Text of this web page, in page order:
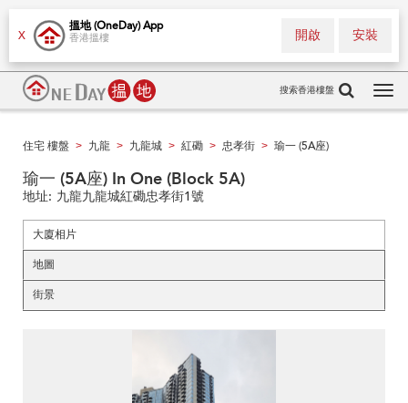
X
搵地 (OneDay) App
香港搵樓 安裝
開啟
搜索香港樓盤
住宅 樓盤 > 九龍 > 九龍城 > 紅磡 > 忠孝街 > 瑜一 (5A座)
瑜一 (5A座) In One (Block 5A)
地址: 九龍九龍城紅磡忠孝街1號
大廈相片
地圖
街景